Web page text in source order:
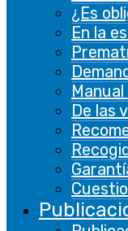
¿Es
En la
De las
Analíticas
Las cookies
comprender
con el sitio
proporcionar
número de
fuente de
Otras